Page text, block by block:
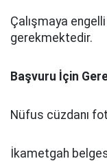
Çalışmaya
gerekmektedir.
Başvuru İçin
Nüfus cüzdanı
İkametgah